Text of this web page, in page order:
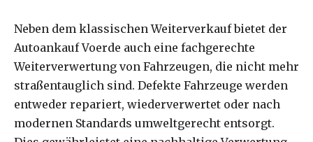
Neben dem klassischen Weiterverkauf bietet der
Autoankauf Voerde auch eine fachgerechte
Weiterverwertung von Fahrzeugen, die nicht mehr
straßentauglich sind. Defekte Fahrzeuge werden
entweder repariert, wiederverwertet oder nach
modernen Standards umweltgerecht entsorgt.